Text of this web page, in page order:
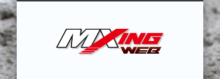
トク
HOME
TOPICS
ABOUT MX
RESULTS
REPORT
MXING & MXING＋PLUS
HYPER MXING
CONTACT